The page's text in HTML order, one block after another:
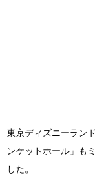
東京ディズニーラン
ンケットホール」も
した。